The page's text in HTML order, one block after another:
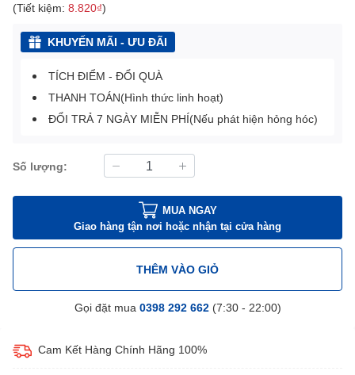
(Tiết kiệm: 8.820₫)
KHUYẾN MÃI - ƯU ĐÃI
TÍCH ĐIỂM - ĐỔI QUÀ
THANH TOÁN(Hình thức linh hoạt)
ĐỔI TRẢ 7 NGÀY MIỄN PHÍ(Nếu phát hiện hỏng hóc)
Số lượng:
MUA NGAY
Giao hàng tận nơi hoặc nhận tại cửa hàng
THÊM VÀO GIỎ
Gọi đặt mua 0398 292 662(7:30 - 22:00)
Cam Kết Hàng Chính Hãng 100%